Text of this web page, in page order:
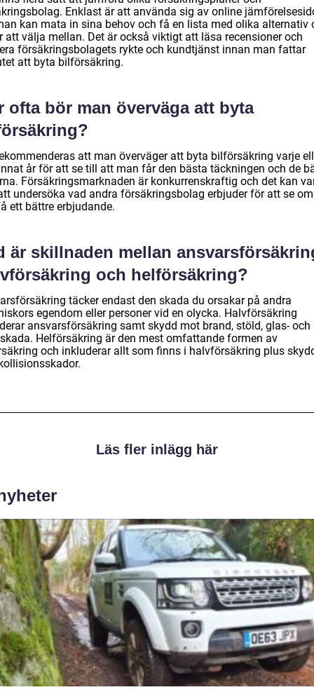
Enklast är att använda sig av online
kan mata in sina behov och få en lista med olika alternativ
att välja mellan. Det är också viktigt att läsa recensioner och
försäkringsbolagets rykte och kundtjänst innan man fattar
att byta bilförsäkring.
ofta bör man överväga att byta
att man överväger att byta bilförsäkring varje
år för att se till att man får den bästa täckningen och de
Försäkringsmarknaden är konkurrenskraftig och det kan
undersöka vad andra försäkringsbolag erbjuder för att se
ett bättre erbjudande.
är skillnaden mellan
och helförsäkring?
täcker endast den skada du orsakar på andra
egendom eller personer vid en olycka. Halvförsäkring
ansvarsförsäkring samt skydd mot brand, stöld, glas- och
Helförsäkring är den mest omfattande formen av
och inkluderar allt som finns i halvförsäkring plus
Läs fler inlägg här